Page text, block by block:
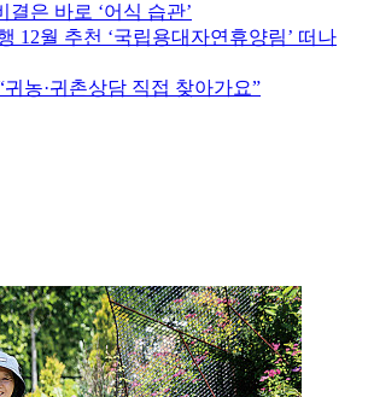
결은 바로 ‘어식 습관’
12월 추천 ‘국립용대자연휴양림’ 떠나
농·귀촌상담 직접 찾아가요”